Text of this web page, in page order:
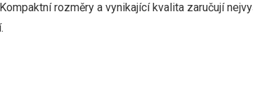
Kompaktní rozměry a vynikající kvalita zaručují